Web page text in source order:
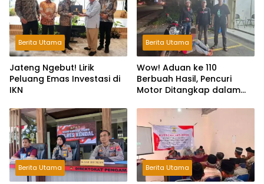
Berita Utama
Jateng Ngebut! Lirik
Peluang Emas Investasi di
IKN
Berita Utama
Wow! Aduan ke 110
Berbuah Hasil, Pencuri
Motor Ditangkap dalam
Berita Utama Berita Utama